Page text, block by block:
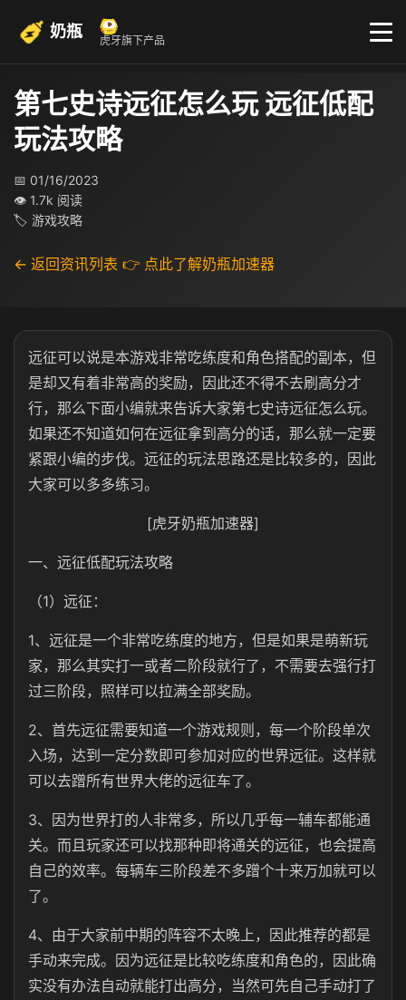
奶瓶 虎牙旗下产品
第七史诗远征怎么玩 远征低配
玩法攻略
📅 01/16/2023
👁 1.7k 阅读
🏷 游戏攻略
← 返回资讯列表 👉 点此了解奶瓶加速器
远征可以说是本游戏非常吃练度和角色搭配的副本，但
是却又有着非常高的奖励，因此还不得不去刷高分才
行，那么下面小编就来告诉大家第七史诗远征怎么玩。
如果还不知道如何在远征拿到高分的话，那么就一定要
紧跟小编的步伐。远征的玩法思路还是比较多的，因此
大家可以多多练习。
[虎牙奶瓶加速器]
一、远征低配玩法攻略
（1）远征：
1、远征是一个非常吃练度的地方，但是如果是萌新玩
家，那么其实打一或者二阶段就行了，不需要去强行打
过三阶段，照样可以拉满全部奖励。
2、首先远征需要知道一个游戏规则，每一个阶段单次
入场，达到一定分数即可参加对应的世界远征。这样就
可以去蹭所有世界大佬的远征车了。
3、因为世界打的人非常多，所以几乎每一辅车都能通
关。而且玩家还可以找那种即将通关的远征，也会提高
自己的效率。每辆车三阶段差不多蹭个十来万加就可以
了。
4、由于大家前中期的阵容不太晚上，因此推荐的都是
手动来完成。因为远征是比较吃练度和角色的，因此确
实没有办法自动就能打出高分，当然可先自己手动打了